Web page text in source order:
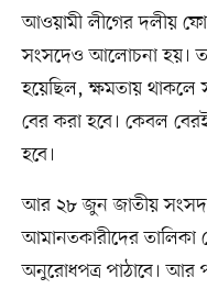
আওয়ামী লীগের দলীয়
সংসদেও আলোচনা হয়।
হয়েছিল, ক্ষমতায় থাকলে
বের করা হবে। কেবল
হবে।
আর ২৮ জুন জাতীয়
আমানতকারীদের তালিকা
অনুরোধপত্র পাঠাবে। আর